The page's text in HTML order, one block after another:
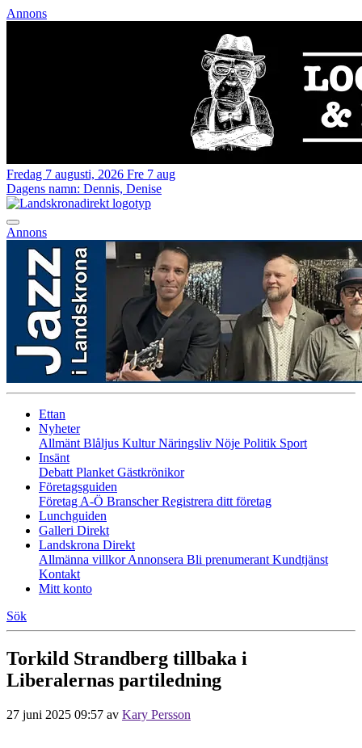
Annons
Fredag 7 augusti, 2026 Fre 7 aug
Dagens namn: Dennis, Denise
Annons
Ettan
Nyheter
Allmänt Blåljus KulturNäringsliv Nöje Politik Sport
Insänt
Debatt Planket Gästkrönikor
Företagsguiden
Företag A-Ö BranscherRegistrera ditt företag
Lunchguiden
Galleri Direkt
Landskrona Direkt
Allmänna villkorAnnonsera Bli prenumerant Kundtjänst
Kontakt
Mitt konto
Sök
Torkild Strandberg tillbaka i
Liberalernas partiledning
27 juni 2025 09:57 av Kary Persson